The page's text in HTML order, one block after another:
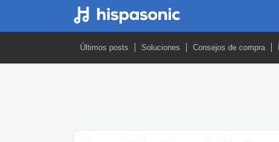
Últimos posts Soluciones Consejos de compra